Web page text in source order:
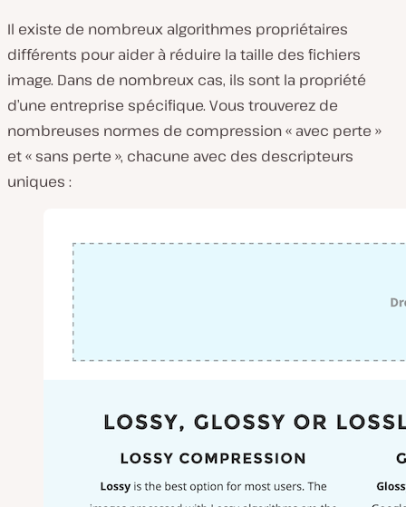
Il existe de nombreux algorithmes propriétaires
différents pour aider à réduire la taille des fichiers
image. Dans de nombreux cas, ils sont la propriété
d’une entreprise spécifique. Vous trouverez de
nombreuses normes de compression « avec perte »
et « sans perte », chacune avec des descripteurs
uniques :